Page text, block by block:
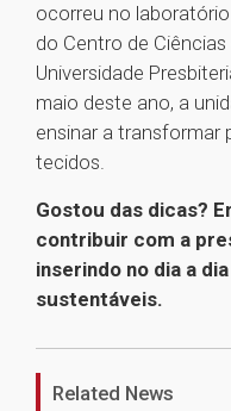
ocorreu no
do Centro de
Universidade
maio deste ano, a
ensinar a transformar
tecidos.
Gostou das dicas?
contribuir com a
inserindo no dia a
sustentáveis.
Related News